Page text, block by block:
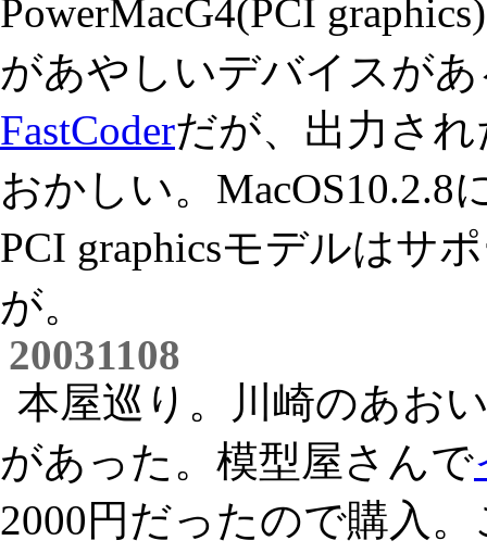
PowerMacG4(PCI
があやしいデバイスが
FastCoderだが、出力さ
おかしい。
PCI graphicsモデルはサ
が。
20031108
本屋巡り。川崎のあお
があった。模型屋さんで
2000円だったので購入